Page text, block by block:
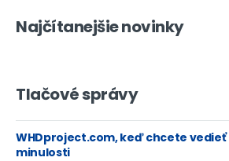
Najčítanejšie novinky
Tlačové správy
WHDproject.com, keď chcete vedieť
minulosti